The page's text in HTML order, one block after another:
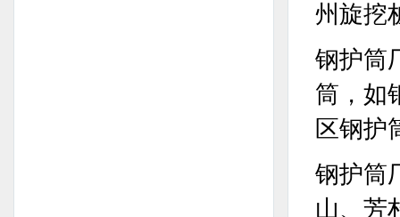
州旋挖
钢护筒
筒，如
区钢护
钢护筒
山、芳